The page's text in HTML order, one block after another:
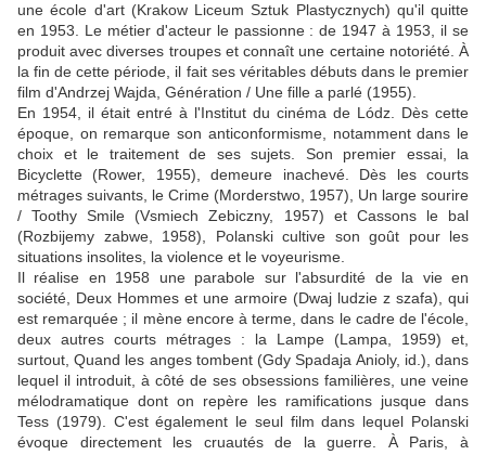
une école d'art (Krakow Liceum Sztuk Plastycznych) qu'il quitte
en 1953. Le métier d'acteur le passionne : de 1947 à 1953, il se
produit avec diverses troupes et connaît une certaine notoriété. À
la fin de cette période, il fait ses véritables débuts dans le premier
film d'Andrzej Wajda, Génération / Une fille a parlé (1955).
En 1954, il était entré à l'Institut du cinéma de Lódz. Dès cette
époque, on remarque son anticonformisme, notamment dans le
choix et le traitement de ses sujets. Son premier essai, la
Bicyclette (Rower, 1955), demeure inachevé. Dès les courts
métrages suivants, le Crime (Morderstwo, 1957), Un large sourire
/ Toothy Smile (Vsmiech Zebiczny, 1957) et Cassons le bal
(Rozbijemy zabwe, 1958), Polanski cultive son goût pour les
situations insolites, la violence et le voyeurisme.
Il réalise en 1958 une parabole sur l'absurdité de la vie en
société, Deux Hommes et une armoire (Dwaj ludzie z szafa), qui
est remarquée ; il mène encore à terme, dans le cadre de l'école,
deux autres courts métrages : la Lampe (Lampa, 1959) et,
surtout, Quand les anges tombent (Gdy Spadaja Anioly, id.), dans
lequel il introduit, à côté de ses obsessions familières, une veine
mélodramatique dont on repère les ramifications jusque dans
Tess (1979). C'est également le seul film dans lequel Polanski
évoque directement les cruautés de la guerre. À Paris, à